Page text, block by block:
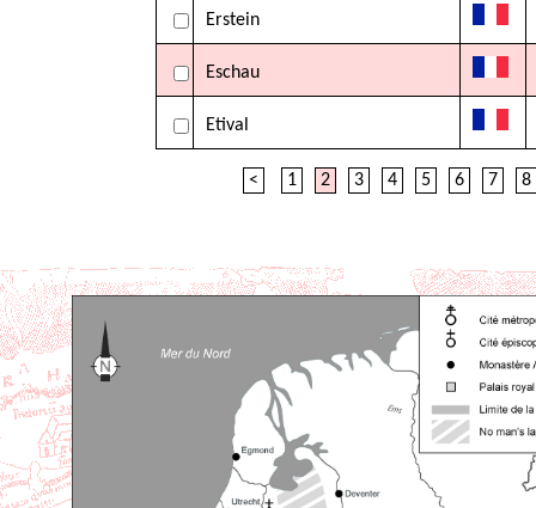
Erstein
Eschau
Etival
< 1 2 3 4 5 6 7 8